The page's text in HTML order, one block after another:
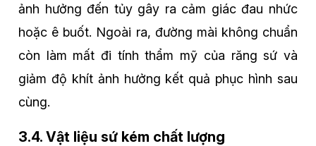
ảnh hưởng đến tủy gây ra cảm giác đau nhức
hoặc ê buốt. Ngoài ra, đường mài không chuẩn
còn làm mất đi tính thẩm mỹ của răng sứ và
giảm độ khít ảnh hưởng kết quả phục hình sau
cùng.
3.4. Vật liệu sứ kém chất lượng